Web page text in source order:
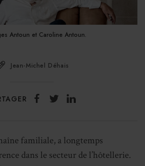
Antoun et Caroline Antoun.
Jean-Michel Déhais
familiale, a longtemps
dans le secteur de l’hôtellerie.